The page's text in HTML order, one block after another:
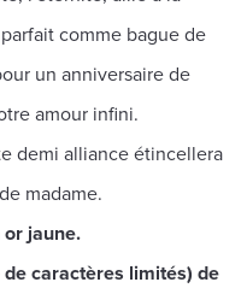
comme bague de
un anniversaire de
amour infini.
demi alliance étincellera
madame.
jaune.
caractères limités) de